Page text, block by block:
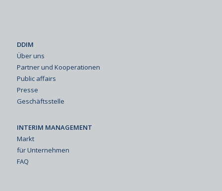
DDIM
Über uns
Partner und Kooperationen
Public affairs
Presse
Geschäftsstelle
INTERIM MANAGEMENT
Markt
für Unternehmen
FAQ